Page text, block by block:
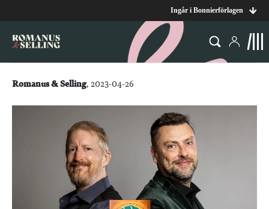
Ingår i Bonnierförlagen
Romanus & Selling, 2023-04-26